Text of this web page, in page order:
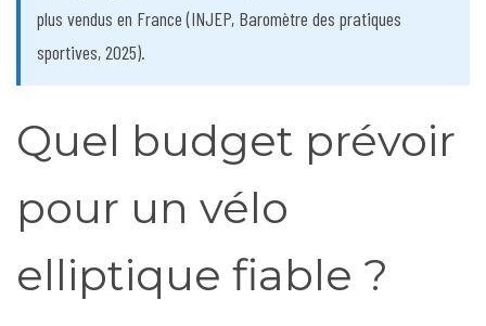
plus vendus en France (INJEP, Baromètre des pratiques
sportives, 2025).
Quel budget prévoir
pour un vélo
elliptique fiable ?